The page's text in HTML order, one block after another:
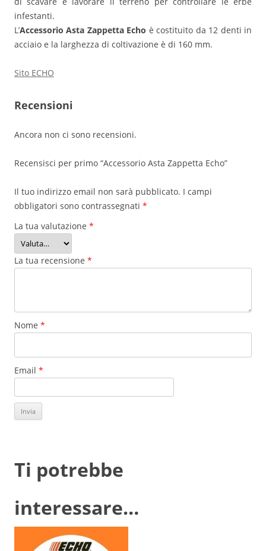
infestanti.
L’Accessorio Asta Zappetta Echo è costituito da 12 denti in
acciaio e la larghezza di coltivazione è di 160 mm.
Sito ECHO
Recensioni
Ancora non ci sono recensioni.
Recensisci per primo “Accessorio Asta Zappetta Echo”
Il tuo indirizzo email non sarà pubblicato. I campi
obbligatori sono contrassegnati *
La tua valutazione *
La tua recensione *
Nome *
Email *
Ti potrebbe
interessare…